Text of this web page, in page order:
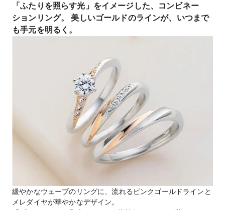
「ふたりを照らす光」をイメージした、コンビネー
ションリング。 美しいゴールドのラインが、いつまで
も手元を明るく。
緩やかなウェーブのリングに、流れるピンクゴールドラインと
メレダイヤが華やかなデザイン。